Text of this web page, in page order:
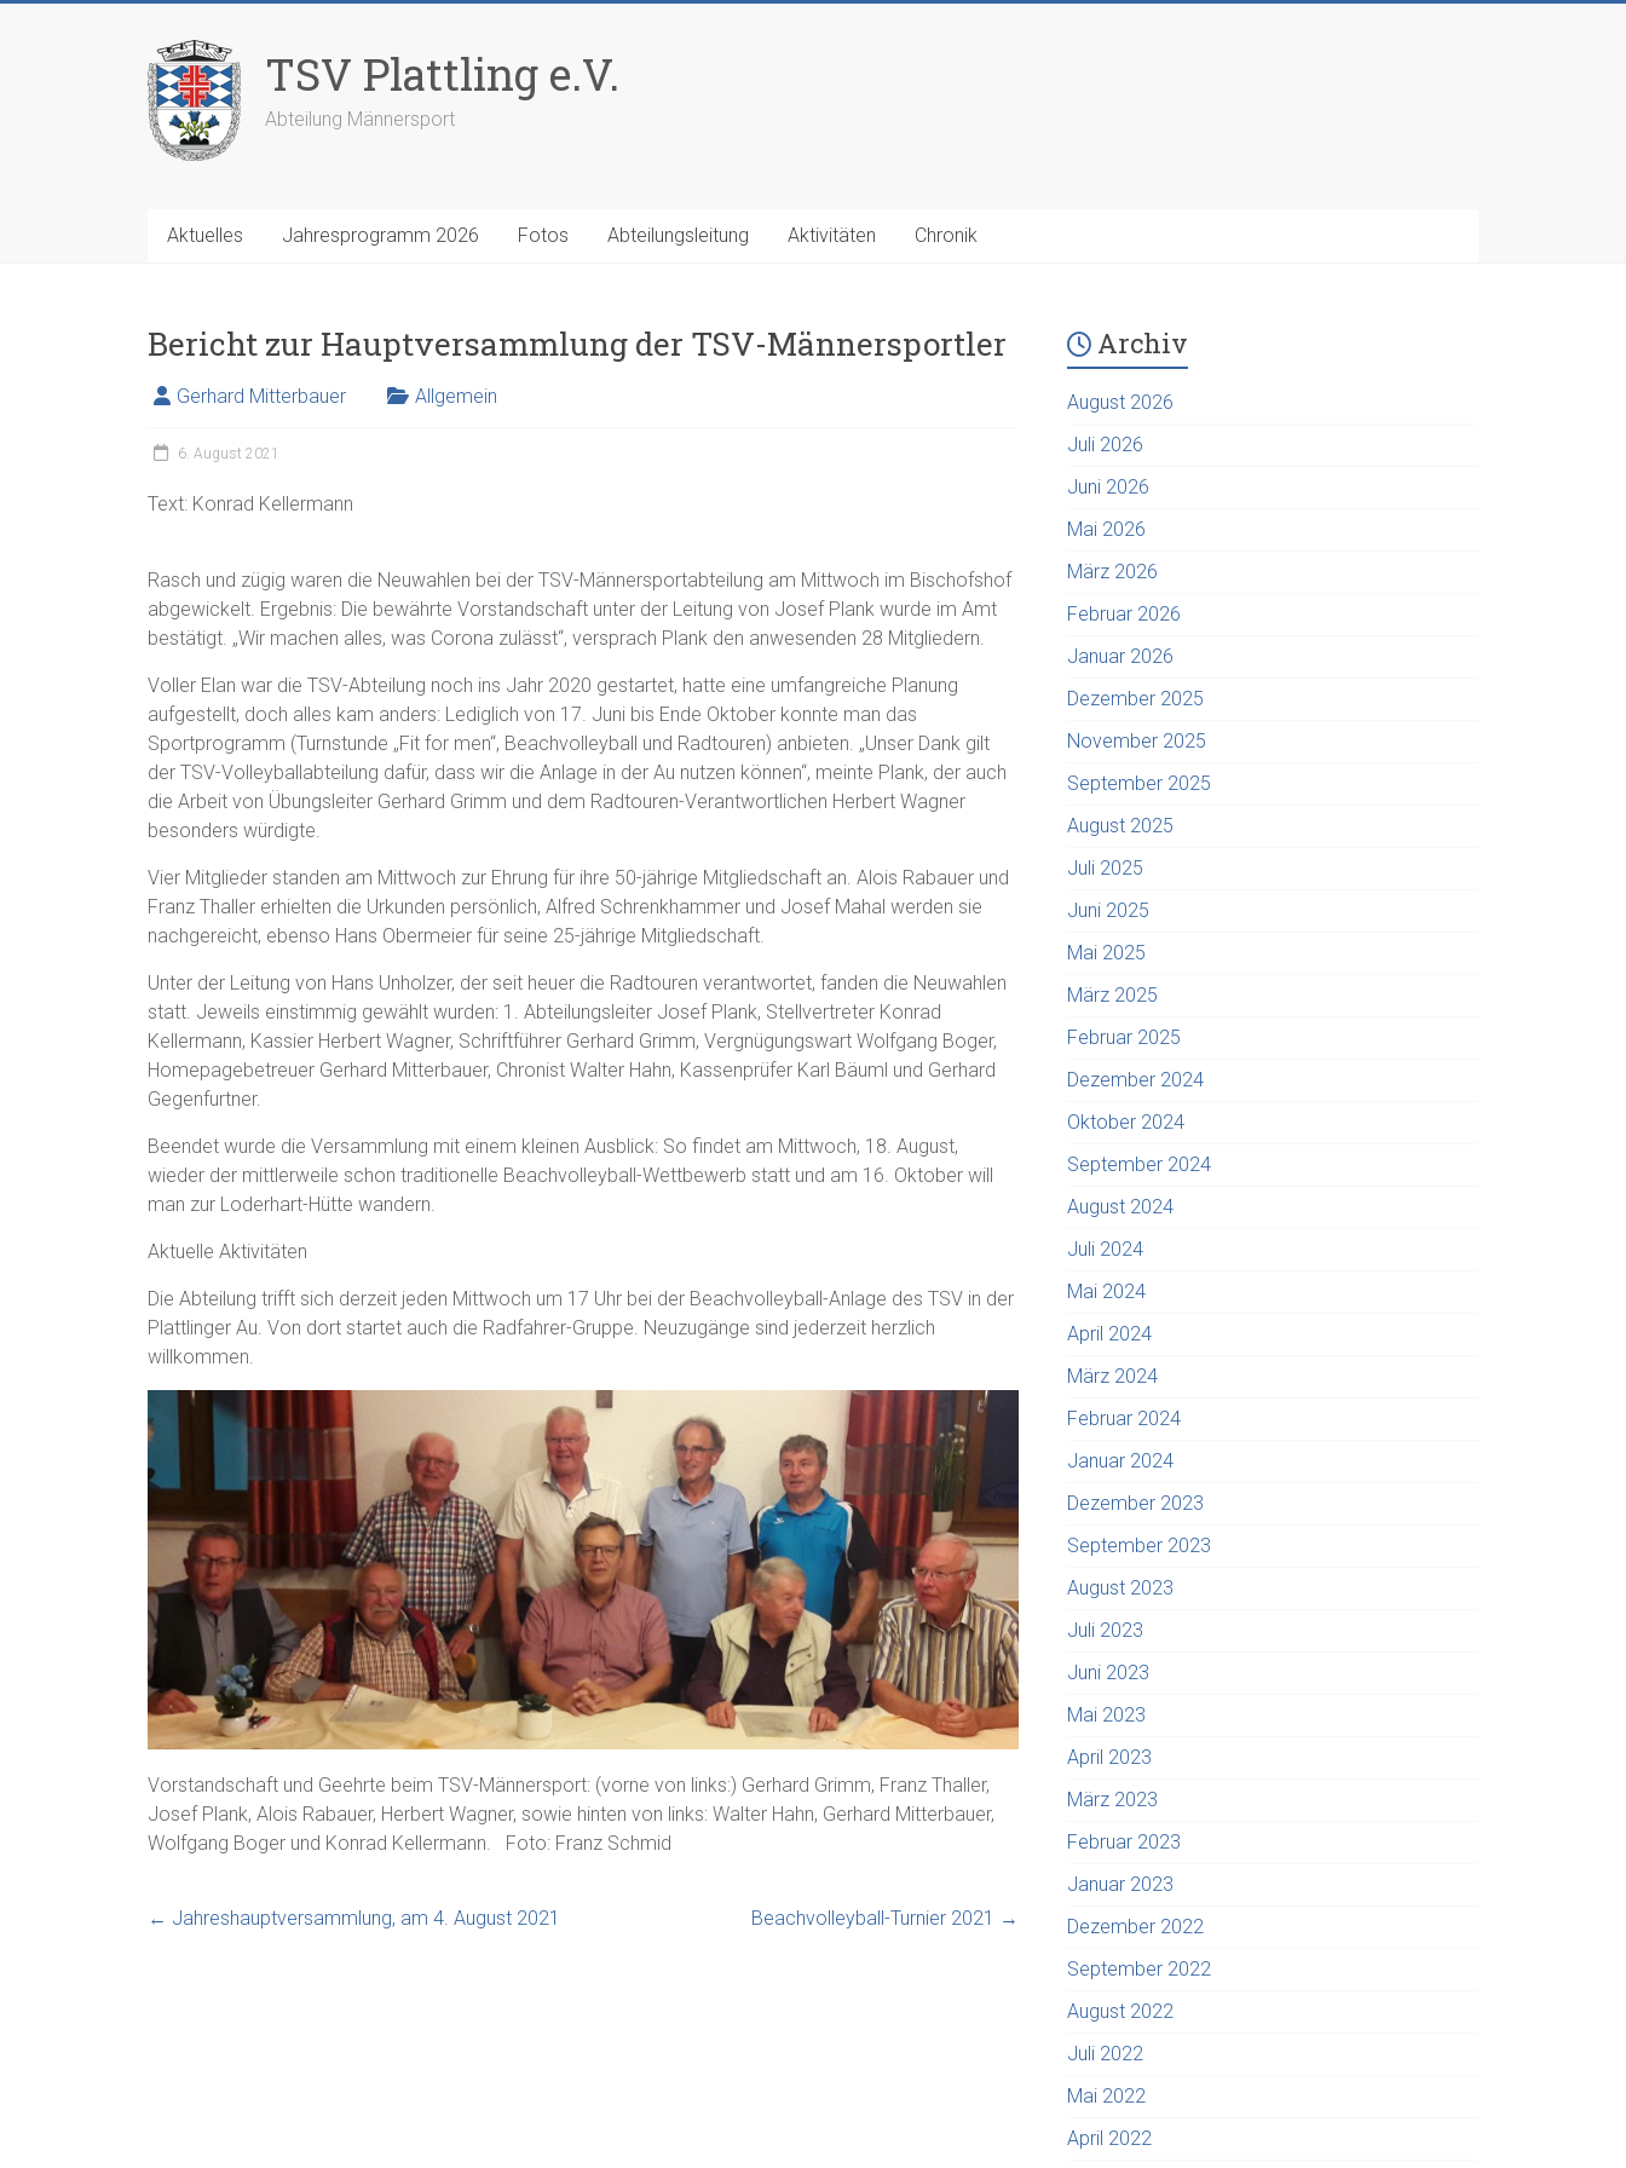
TSV Plattling e.V.
Abteilung Männersport
Aktuelles Jahresprogramm 2026 Fotos Abteilungsleitung Aktivitäten Chronik
Bericht zur Hauptversammlung der TSV-Männersportler
Gerhard Mitterbauer Allgemein
6. August 2021
Text: Konrad Kellermann
Rasch und zügig waren die Neuwahlen bei der TSV-Männersportabteilung am Mittwoch im Bischofshof
abgewickelt. Ergebnis: Die bewährte Vorstandschaft unter der Leitung von Josef Plank wurde im Amt
bestätigt. „Wir machen alles, was Corona zulässt“, versprach Plank den anwesenden 28 Mitgliedern.
Voller Elan war die TSV-Abteilung noch ins Jahr 2020 gestartet, hatte eine umfangreiche Planung
aufgestellt, doch alles kam anders: Lediglich von 17. Juni bis Ende Oktober konnte man das
Sportprogramm (Turnstunde „Fit for men“, Beachvolleyball und Radtouren) anbieten. „Unser Dank gilt
der TSV-Volleyballabteilung dafür, dass wir die Anlage in der Au nutzen können“, meinte Plank, der auch
die Arbeit von Übungsleiter Gerhard Grimm und dem Radtouren-Verantwortlichen Herbert Wagner
besonders würdigte.
Vier Mitglieder standen am Mittwoch zur Ehrung für ihre 50-jährige Mitgliedschaft an. Alois Rabauer und
Franz Thaller erhielten die Urkunden persönlich, Alfred Schrenkhammer und Josef Mahal werden sie
nachgereicht, ebenso Hans Obermeier für seine 25-jährige Mitgliedschaft.
Unter der Leitung von Hans Unholzer, der seit heuer die Radtouren verantwortet, fanden die Neuwahlen
statt. Jeweils einstimmig gewählt wurden: 1. Abteilungsleiter Josef Plank, Stellvertreter Konrad
Kellermann, Kassier Herbert Wagner, Schriftführer Gerhard Grimm, Vergnügungswart Wolfgang Boger,
Homepagebetreuer Gerhard Mitterbauer, Chronist Walter Hahn, Kassenprüfer Karl Bäuml und Gerhard
Gegenfurtner.
Beendet wurde die Versammlung mit einem kleinen Ausblick: So findet am Mittwoch, 18. August,
wieder der mittlerweile schon traditionelle Beachvolleyball-Wettbewerb statt und am 16. Oktober will
man zur Loderhart-Hütte wandern.
Aktuelle Aktivitäten
Die Abteilung trifft sich derzeit jeden Mittwoch um 17 Uhr bei der Beachvolleyball-Anlage des TSV in der
Plattlinger Au. Von dort startet auch die Radfahrer-Gruppe. Neuzugänge sind jederzeit herzlich
willkommen.
Vorstandschaft und Geehrte beim TSV-Männersport: (vorne von links:) Gerhard Grimm, Franz Thaller,
Josef Plank, Alois Rabauer, Herbert Wagner, sowie hinten von links: Walter Hahn, Gerhard Mitterbauer,
Wolfgang Boger und Konrad Kellermann. Foto: Franz Schmid
← Jahreshauptversammlung, am 4. August 2021 Beachvolleyball-Turnier 2021 →
Archiv
August 2026
Juli 2026
Juni 2026
Mai 2026
März 2026
Februar 2026
Januar 2026
Dezember 2025
November 2025
September 2025
August 2025
Juli 2025
Juni 2025
Mai 2025
März 2025
Februar 2025
Dezember 2024
Oktober 2024
September 2024
August 2024
Juli 2024
Mai 2024
April 2024
März 2024
Februar 2024
Januar 2024
Dezember 2023
September 2023
August 2023
Juli 2023
Juni 2023
Mai 2023
April 2023
März 2023
Februar 2023
Januar 2023
Dezember 2022
September 2022
August 2022
Juli 2022
Mai 2022
April 2022